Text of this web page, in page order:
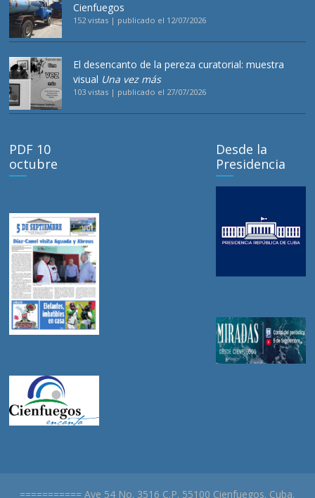
Cienfuegos
152 vistas | publicado el 12/07/2026
El desencanto de la pereza curatorial: muestra
visual Una vez más
103 vistas | publicado el 27/07/2026
PDF 10
octubre
Desde la
Presidencia
=========== Ave 54 No. 3516 C.P. 55100 Cienfuegos. Cuba.